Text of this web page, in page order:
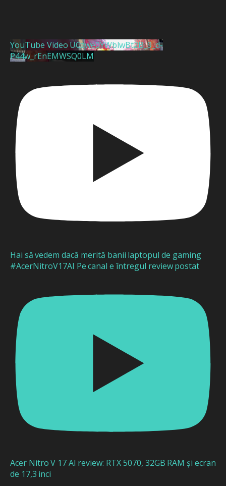
YouTube Video UCzwe0YWblwBt2B_9_d-
P44w_rEnEMWSQ0LM
Hai să vedem dacă merită banii laptopul de gaming
#AcerNitroV17AI Pe canal e întregul review postat
Acer Nitro V 17 AI review: RTX 5070, 32GB RAM și ecran
de 17,3 inci